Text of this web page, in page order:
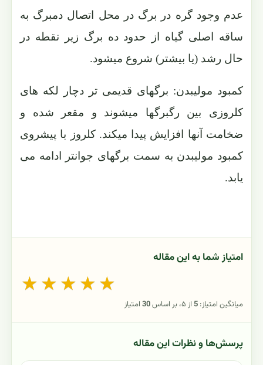
عدم وجود گره در برگ در محل اتصال دمبرگ به
ساقه اصلی گیاه از حدود ده برگ زیر نقطه در
حال رشد (یا بیشتر) شروع میشود.
کمبود مولیبدن: برگهای قدیمی تر دچار لکه های
کلروزی بین رگبرگها میشوند و مقعر شده و
ضخامت آنها افزایش پیدا میکند. کلروز با پیشروی
کمبود مولیبدن به سمت برگهای جوانتر ادامه می
یابد.
امتیاز شما به این مقاله
★ ★ ★ ★ ★
میانگین امتیاز: 5از ۵، بر اساس 30امتیاز
پرسش‌ها و نظرات این مقاله